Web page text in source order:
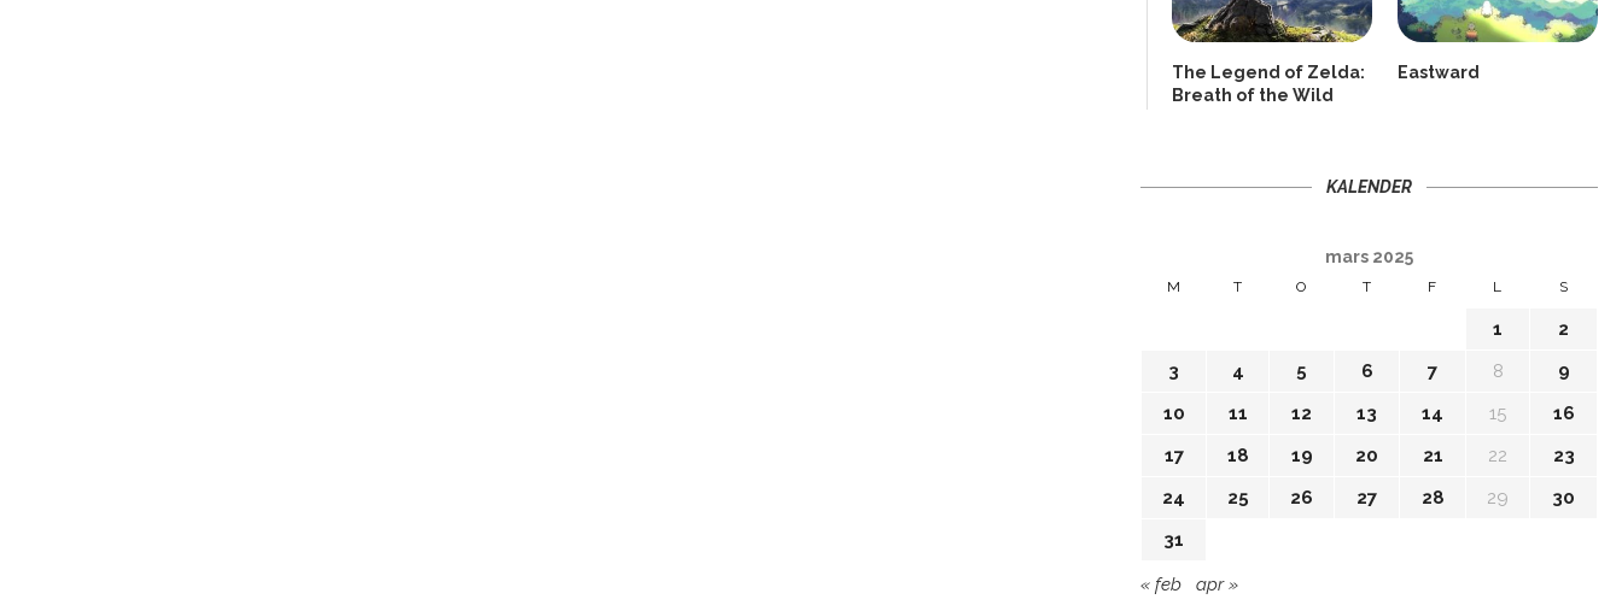
The Legend of Zelda:
Breath of the Wild
Eastward
KALENDER
mars 2025
M T O T F L S
1
2
3
4 5 6 7 8
9
10
11 12 13 14 15
16
17
18 19 20 21 22
23
24
25 26 27 28 29
30
31
« feb apr »